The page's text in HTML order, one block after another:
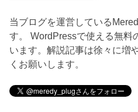
当ブログを運営している
す。 WordPressで使える無料
います。解説記事は徐々に増
くお願いします。